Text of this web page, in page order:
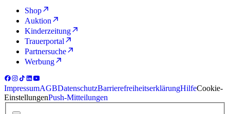
Shop
Auktion
Kinderzeitung
Trauerportal
Partnersuche
Werbung
ImpressumAGBDatenschutzBarrierefreiheitserklärungHilfeCookie-
EinstellungenPush-Mitteilungen